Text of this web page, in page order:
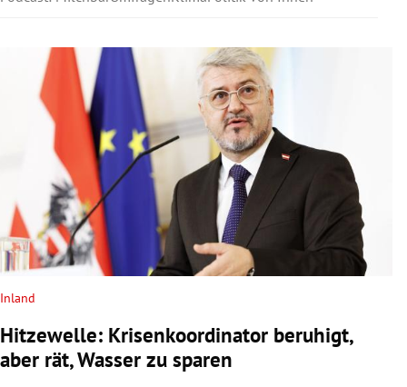
Inland
Hitzewelle: Krisenkoordinator beruhigt,
aber rät, Wasser zu sparen